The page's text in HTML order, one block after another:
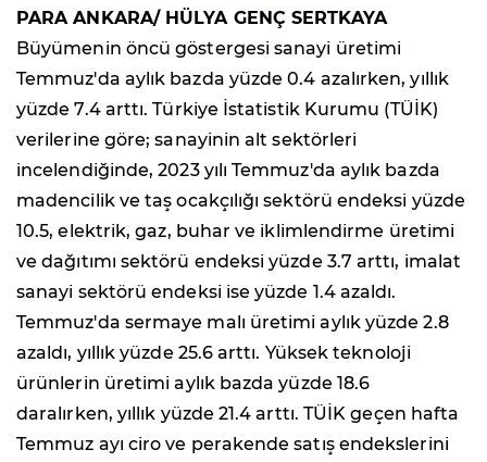
PARA ANKARA/ HÜLYA GENÇ SERTKAYA
Büyümenin öncü göstergesi sanayi üretimi
Temmuz'da aylık bazda yüzde 0.4 azalırken, yıllık
yüzde 7.4 arttı. Türkiye İstatistik Kurumu (TÜİK)
verilerine göre; sanayinin alt sektörleri
incelendiğinde, 2023 yılı Temmuz'da aylık bazda
madencilik ve taş ocakçılığı sektörü endeksi yüzde
10.5, elektrik, gaz, buhar ve iklimlendirme üretimi
ve dağıtımı sektörü endeksi yüzde 3.7 arttı, imalat
sanayi sektörü endeksi ise yüzde 1.4 azaldı.
Temmuz'da sermaye malı üretimi aylık yüzde 2.8
azaldı, yıllık yüzde 25.6 arttı. Yüksek teknoloji
ürünlerin üretimi aylık bazda yüzde 18.6
daralırken, yıllık yüzde 21.4 arttı. TÜİK geçen hafta
Temmuz ayı ciro ve perakende satış endekslerini